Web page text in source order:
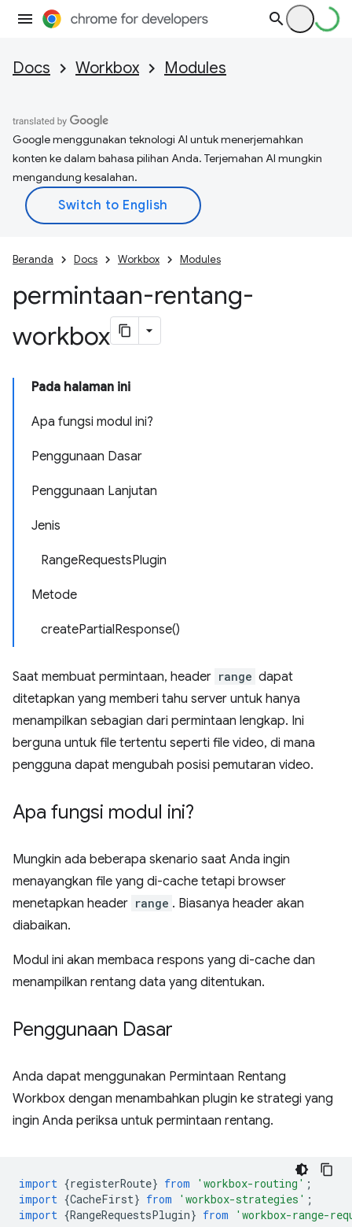
Docs Workbox Modules
Google menggunakan teknologi AI untuk menerjemahkan
konten ke dalam bahasa pilihan Anda. Terjemahan AI mungkin
mengandung kesalahan.
Beranda Docs Workbox Modules
permintaan-rentang-
workbox
Pada halaman ini
Apa fungsi modul ini?
Penggunaan Dasar
Penggunaan Lanjutan
Jenis
RangeRequestsPlugin
Metode
createPartialResponse()
Saat membuat permintaan, header range dapat
ditetapkan yang memberi tahu server untuk hanya
menampilkan sebagian dari permintaan lengkap. Ini
berguna untuk file tertentu seperti file video, di mana
pengguna dapat mengubah posisi pemutaran video.
Apa fungsi modul ini?
Mungkin ada beberapa skenario saat Anda ingin
menayangkan file yang di-cache tetapi browser
menetapkan header range . Biasanya header akan
diabaikan.
Modul ini akan membaca respons yang di-cache dan
menampilkan rentang data yang ditentukan.
Penggunaan Dasar
Anda dapat menggunakan Permintaan Rentang
Workbox dengan menambahkan plugin ke strategi yang
ingin Anda periksa untuk permintaan rentang.
import {registerRoute} from 'workbox-routing' ;
import {CacheFirst} from 'workbox-strategies' ;
import {RangeRequestsPlugin} from 'workbox-range-